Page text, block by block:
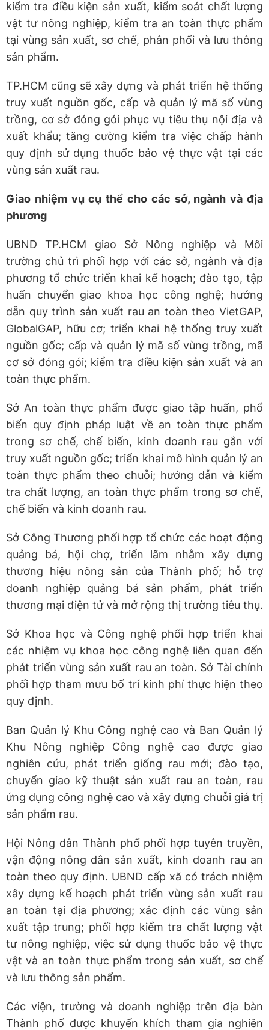
kiểm tra điều kiện sản xuất, kiểm soát chất lượng
vật tư nông nghiệp, kiểm tra an toàn thực phẩm
tại vùng sản xuất, sơ chế, phân phối và lưu thông
sản phẩm.
TP.HCM cũng sẽ xây dựng và phát triển hệ thống
truy xuất nguồn gốc, cấp và quản lý mã số vùng
trồng, cơ sở đóng gói phục vụ tiêu thụ nội địa và
xuất khẩu; tăng cường kiểm tra việc chấp hành
quy định sử dụng thuốc bảo vệ thực vật tại các
vùng sản xuất rau.
Giao nhiệm vụ cụ thể cho các sở, ngành và địa
phương
UBND TP.HCM giao Sở Nông nghiệp và Môi
trường chủ trì phối hợp với các sở, ngành và địa
phương tổ chức triển khai kế hoạch; đào tạo, tập
huấn chuyển giao khoa học công nghệ; hướng
dẫn quy trình sản xuất rau an toàn theo VietGAP,
GlobalGAP, hữu cơ; triển khai hệ thống truy xuất
nguồn gốc; cấp và quản lý mã số vùng trồng, mã
cơ sở đóng gói; kiểm tra điều kiện sản xuất và an
toàn thực phẩm.
Sở An toàn thực phẩm được giao tập huấn, phổ
biến quy định pháp luật về an toàn thực phẩm
trong sơ chế, chế biến, kinh doanh rau gắn với
truy xuất nguồn gốc; triển khai mô hình quản lý an
toàn thực phẩm theo chuỗi; hướng dẫn và kiểm
tra chất lượng, an toàn thực phẩm trong sơ chế,
chế biến và kinh doanh rau.
Sở Công Thương phối hợp tổ chức các hoạt động
quảng bá, hội chợ, triển lãm nhằm xây dựng
thương hiệu nông sản của Thành phố; hỗ trợ
doanh nghiệp quảng bá sản phẩm, phát triển
thương mại điện tử và mở rộng thị trường tiêu thụ.
Sở Khoa học và Công nghệ phối hợp triển khai
các nhiệm vụ khoa học công nghệ liên quan đến
phát triển vùng sản xuất rau an toàn. Sở Tài chính
phối hợp tham mưu bố trí kinh phí thực hiện theo
quy định.
Ban Quản lý Khu Công nghệ cao và Ban Quản lý
Khu Nông nghiệp Công nghệ cao được giao
nghiên cứu, phát triển giống rau mới; đào tạo,
chuyển giao kỹ thuật sản xuất rau an toàn, rau
ứng dụng công nghệ cao và xây dựng chuỗi giá trị
sản phẩm rau.
Hội Nông dân Thành phố phối hợp tuyên truyền,
vận động nông dân sản xuất, kinh doanh rau an
toàn theo quy định. UBND cấp xã có trách nhiệm
xây dựng kế hoạch phát triển vùng sản xuất rau
an toàn tại địa phương; xác định các vùng sản
xuất tập trung; phối hợp kiểm tra chất lượng vật
tư nông nghiệp, việc sử dụng thuốc bảo vệ thực
vật và an toàn thực phẩm trong sản xuất, sơ chế
và lưu thông sản phẩm.
Các viện, trường và doanh nghiệp trên địa bàn
Thành phố được khuyến khích tham gia nghiên